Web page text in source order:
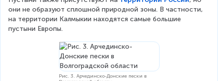
они не образуют сплошной природной зоны. В частности,
на территории Калмыкии находятся самые большие
пустыни Европы.
Рис. 3. Арчединско-Донские пески в